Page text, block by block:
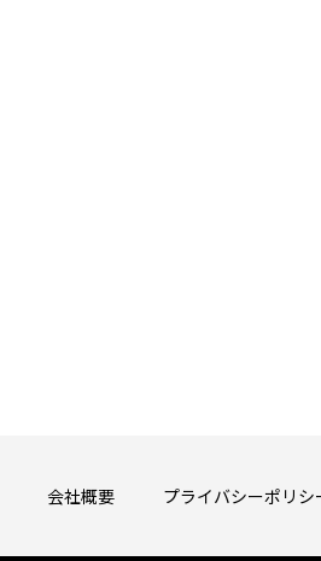
会社概要 プライバシーポリシ